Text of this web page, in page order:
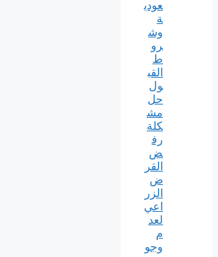
عودي
ة
وش
رو
ط
القب
ول
حل
مش
كلة
رف
ض
القر
ض
الزر
اعي
لعد
م
وجو